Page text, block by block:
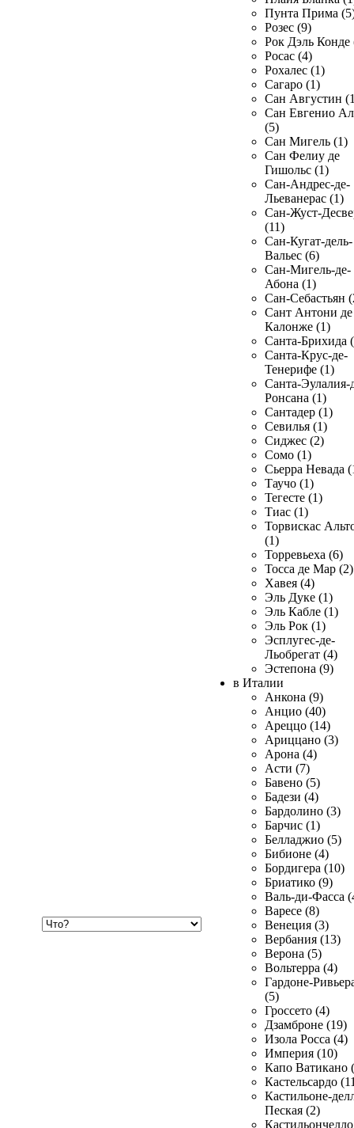
Пунта Прима
Розес (9)
Рок Дэль Конде
Росас (4)
Рохалес (1)
Сагаро (1)
Сан Августин
Сан Евгенио
(5)
Сан Мигель (1)
Сан Фелиу де
Гишольс (1)
Сан-Андрес-де-
Льеванерас (1)
Сан-Жуст-
(11)
Сан-Кугат-дель-
Вальес (6)
Сан-Мигель-де-
Абона (1)
Сан-Себастьян
Сант Антони де
Калонже (1)
Санта-Брихида
Санта-Крус-де-
Тенерифе (1)
Санта-Эулалия-
Ронсана (1)
Сантадер (1)
Севилья (1)
Сиджес (2)
Сомо (1)
Сьерра Невада
Таучо (1)
Тегесте (1)
Тиас (1)
Торвискас
(1)
Торревьеха (6)
Тосса де Мар (2)
Хавея (4)
Эль Дуке (1)
Эль Кабле (1)
Эль Рок (1)
Эсплугес-де-
Льобрегат (4)
Эстепона (9)
в Италии
Анкона (9)
Анцио (40)
Ареццо (14)
Ариццано (3)
Арона (4)
Асти (7)
Бавено (5)
Бадези (4)
Бардолино (3)
Барчис (1)
Белладжио (5)
Бибионе (4)
Бордигера (10)
Бриатико (9)
Валь-ди-Фасса
Варесе (8)
Венеция (3)
Вербания (13)
Верона (5)
Вольтерра (4)
Гардоне-
(5)
Гроссето (4)
Дзамброне (19)
Изола Росса (4)
Империя (10)
Капо Ватикано
Кастельсардо
Кастильоне-
Пеская (2)